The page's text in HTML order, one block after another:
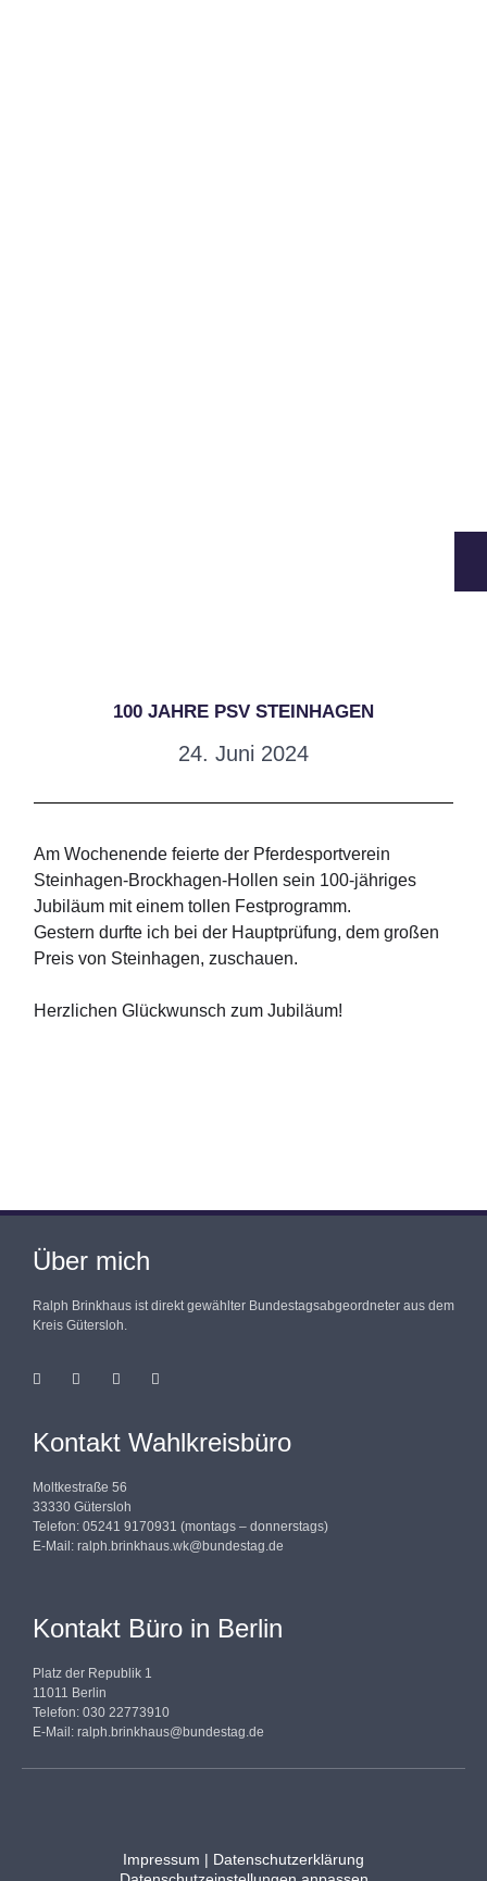
100 JAHRE PSV STEINHAGEN
24. Juni 2024
Am Wochenende feierte der Pferdesportverein
Steinhagen-Brockhagen-Hollen sein 100-jähriges
Jubiläum mit einem tollen Festprogramm.
Gestern durfte ich bei der Hauptprüfung, dem großen
Preis von Steinhagen, zuschauen.
Herzlichen Glückwunsch zum Jubiläum!
Über mich
Ralph Brinkhaus ist direkt gewählter Bundestagsabgeordneter aus dem
Kreis Gütersloh.
Kontakt Wahlkreisbüro
Moltkestraße 56
33330 Gütersloh
Telefon: 05241 9170931 (montags – donnerstags)
E-Mail: ralph.brinkhaus.wk@bundestag.de
Kontakt Büro in Berlin
Platz der Republik 1
11011 Berlin
Telefon: 030 22773910
E-Mail: ralph.brinkhaus@bundestag.de
Impressum | Datenschutzerklärung